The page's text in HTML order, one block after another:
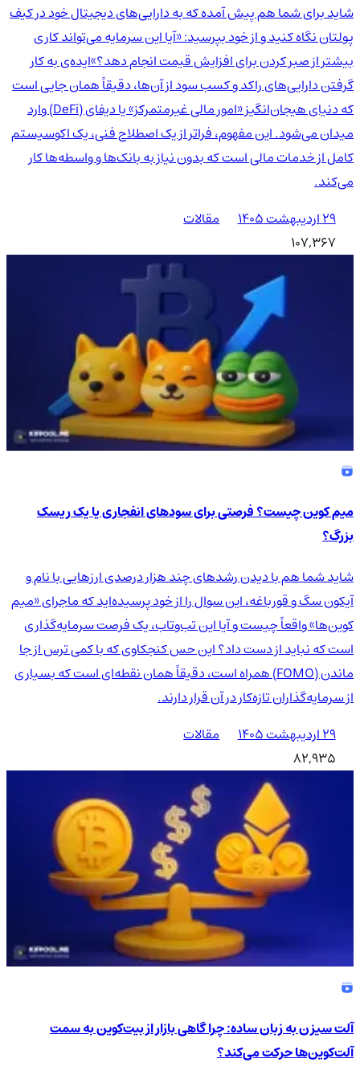
شاید برای شما هم پیش آمده که به دارایی‌های دیجیتال خود در کیف
پولتان نگاه کنید و از خود بپرسید: «آیا این سرمایه می‌تواند کاری
بیشتر از صبر کردن برای افزایش قیمت انجام دهد؟»ایده‌ی به کار
گرفتن دارایی‌های راکد و کسب سود از آن‌ها، دقیقاً همان جایی است
که دنیای هیجان‌انگیز «امور مالی غیرمتمرکز» یا دیفای (DeFi) وارد
میدان می‌شود. این مفهوم، فراتر از یک اصطلاح فنی، یک اکوسیستم
کامل از خدمات مالی است که بدون نیاز به بانک‌ها و واسطه‌ها کار
می‌کند.
۲۹ اردیبهشت ۱۴۰۵
مقالات
107,367
میم کوین چیست؟ فرصتی برای سودهای انفجاری یا یک ریسک
بزرگ؟
شاید شما هم با دیدن رشدهای چند هزار درصدی ارزهایی با نام و
آیکون سگ و قورباغه، این سوال را از خود پرسیده‌اید که ماجرای «میم
کوین‌ها» واقعاً چیست و آیا این تب‌وتاب، یک فرصت سرمایه‌گذاری
است که نباید از دست داد؟ این حس کنجکاوی که با کمی ترس از جا
ماندن (FOMO) همراه است، دقیقاً همان نقطه‌ای است که بسیاری
از سرمایه‌گذاران تازه‌کار در آن قرار دارند.
۲۹ اردیبهشت ۱۴۰۵
مقالات
82,935
آلت سیزن به زبان ساده: چرا گاهی بازار از بیت‌کوین به سمت
آلت‌کوین‌ها حرکت می‌کند؟